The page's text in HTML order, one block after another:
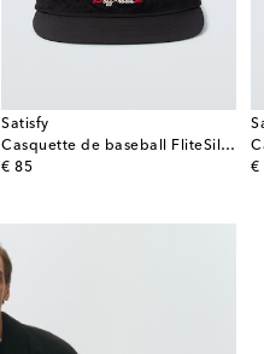
Satisfy
Casquette de baseball FliteSilk™ 5 brodée
€ 85
original price €